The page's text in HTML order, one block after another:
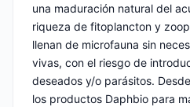
una maduración natural del
riqueza de fitoplancton y
llenan de microfauna sin
vivas, con el riesgo de
deseados y/o parásitos.
los productos Daphbio para